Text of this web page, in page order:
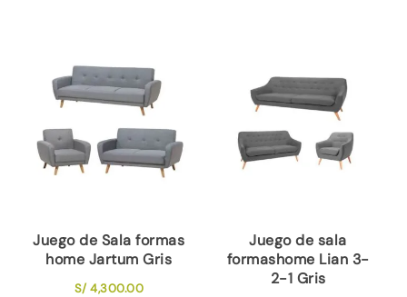
Juego de Sala formas
home Jartum Gris
S/4,300.00
Juego de sala
formashome Lian 3-
2-1 Gris